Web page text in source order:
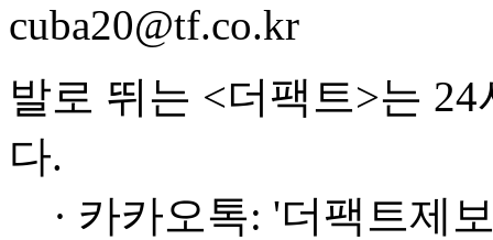
cuba20@tf.co.kr
발로 뛰는 <더팩트>는
다.
· 카카오톡: '더팩트제